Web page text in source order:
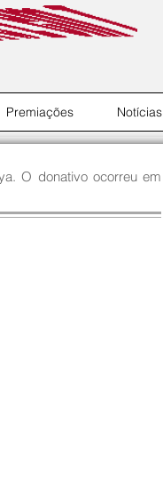
Premiações Notícias
O donativo ocorreu em